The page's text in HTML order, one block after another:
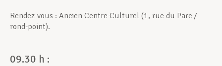
Rendez-vous : Ancien Centre Culturel (1, rue du Parc /
rond-point).
09.30 h :